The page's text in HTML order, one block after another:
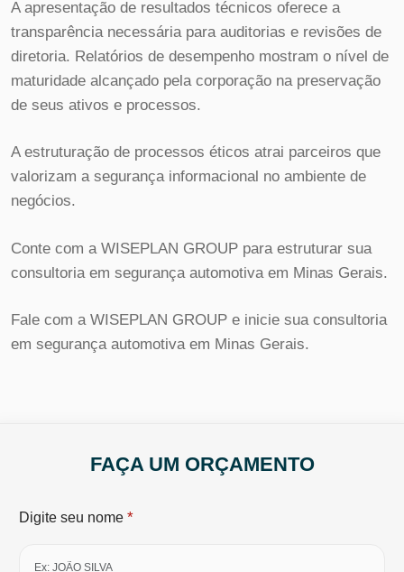
A apresentação de resultados técnicos oferece a
transparência necessária para auditorias e revisões de
diretoria. Relatórios de desempenho mostram o nível de
maturidade alcançado pela corporação na preservação
de seus ativos e processos.
A estruturação de processos éticos atrai parceiros que
valorizam a segurança informacional no ambiente de
negócios.
Conte com a WISEPLAN GROUP para estruturar sua
consultoria em segurança automotiva em Minas Gerais.
Fale com a WISEPLAN GROUP e inicie sua consultoria
em segurança automotiva em Minas Gerais.
FAÇA UM ORÇAMENTO
Digite seu nome *